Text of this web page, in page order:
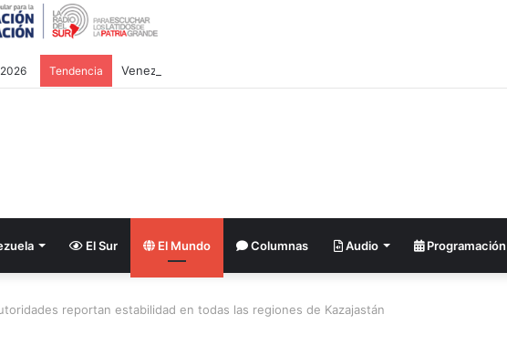
Tendencia
El Sur El Mundo Columnas Audio Programación
reportan estabilidad en todas las regiones de Kazajastán